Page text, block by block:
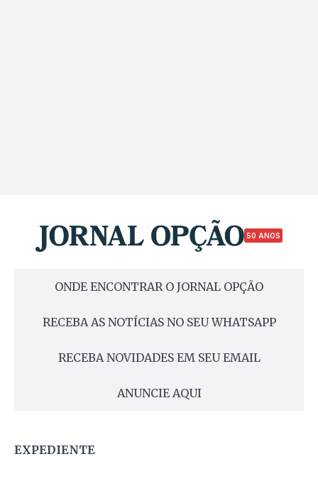
50 ANOS
ONDE ENCONTRAR O JORNAL OPÇÃO
RECEBA AS NOTÍCIAS NO SEU WHATSAPP
RECEBA NOVIDADES EM SEU EMAIL
ANUNCIE AQUI
EXPEDIENTE